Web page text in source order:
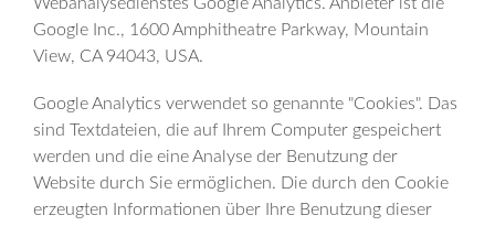
Google Inc., 1600 Amphitheatre Parkway, Mountain
View, CA 94043, USA.
Google Analytics verwendet so genannte "Cookies". Das
sind Textdateien, die auf Ihrem Computer gespeichert
werden und die eine Analyse der Benutzung der
Website durch Sie ermöglichen. Die durch den Cookie
erzeugten Informationen über Ihre Benutzung dieser